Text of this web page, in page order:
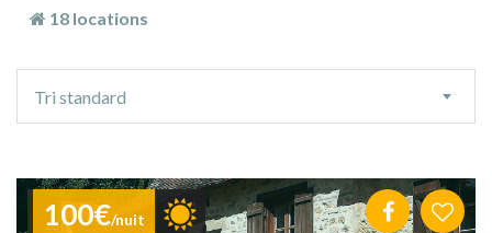
18 locations
tri
Tri standard
100€/nuit